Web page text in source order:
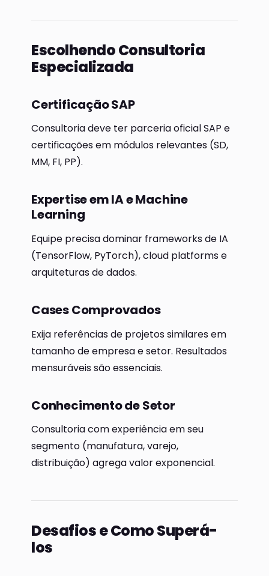
Escolhendo Consultoria
Especializada
Certificação SAP
Consultoria deve ter parceria oficial SAP e
certificações em módulos relevantes (SD,
MM, FI, PP).
Expertise em IA e Machine
Learning
Equipe precisa dominar frameworks de IA
(TensorFlow, PyTorch), cloud platforms e
arquiteturas de dados.
Cases Comprovados
Exija referências de projetos similares em
tamanho de empresa e setor. Resultados
mensuráveis são essenciais.
Conhecimento de Setor
Consultoria com experiência em seu
segmento (manufatura, varejo,
distribuição) agrega valor exponencial.
Desafios e Como Superá-
los